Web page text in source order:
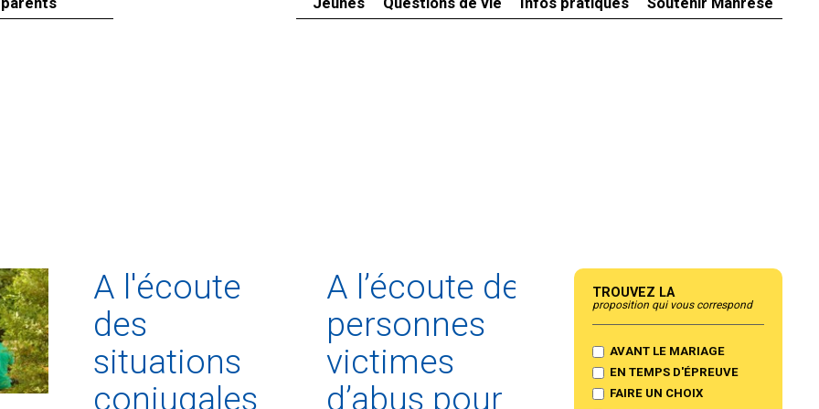
A l'écoute
des
situations
conjugales
A l’écoute de
personnes
victimes
d’abus pour
Trouvez la
proposition qui vous correspond
AVANT LE MARIAGE
EN TEMPS D'ÉPREUVE
FAIRE UN CHOIX